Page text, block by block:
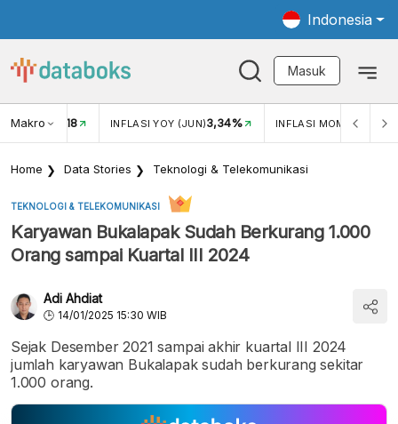
Indonesia
Masuk
Makro
USD/IDR 18 INFLASI YOY (JUN)3,34% INFLASI MOM (JUN)
Home Data Stories Teknologi & Telekomunikasi
TEKNOLOGI & TELEKOMUNIKASI
Karyawan Bukalapak Sudah Berkurang 1.000
Orang sampai Kuartal III 2024
Adi Ahdiat
14/01/2025 15:30 WIB
Sejak Desember 2021 sampai akhir kuartal III 2024
jumlah karyawan Bukalapak sudah berkurang sekitar
1.000 orang.